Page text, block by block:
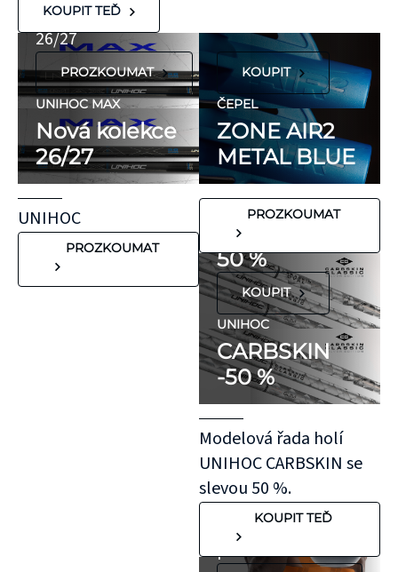
KOUPIT TEĎ
Nová kolekce
26/27
PROZKOUMAT
UNIHOC MAX
Nová kolekce
26/27
UNIHOC
PROZKOUMAT
KOUPIT
ČEPEL
ZONE AIR2
METAL BLUE
PROZKOUMAT
FLORBALOVÉ HOLE
UNIHOC
CARBSKIN
SE SLEVOU
50 %
KOUPIT
UNIHOC
CARBSKIN
-50 %
Modelová řada holí
UNIHOC CARBSKIN se
slevou 50 %.
KOUPIT TEĎ
hypoalergenní,
neobsahují latex
ani přírodní
kaučuk. Obsahují
minimum
potenciálně
nežádoucích látek,
které mohou
vyvolat alergické
reakce. Pokud ale
víte, že máte velmi
citlivou pokožku,
doporučujeme
otestovat malý
kousek KT pásky
aplikovaný bez
roztažení nejprve
na oblast se
"silnější"
pokožkou, jako je
koleno, nebo
předloktí.